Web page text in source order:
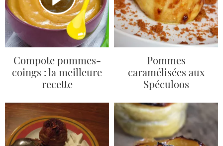
Compote pommes-
coings : la meilleure
recette
Pommes
caramélisées aux
Spéculoos